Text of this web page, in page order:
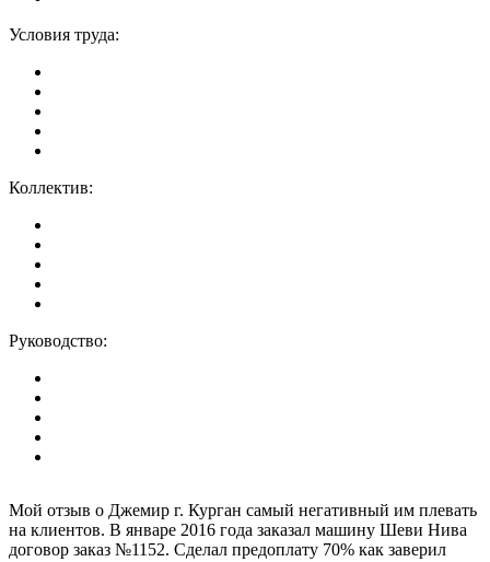
Условия труда:
Коллектив:
Руководство:
Мой отзыв о Джемир г. Курган самый негативный им плевать
на клиентов. В январе 2016 года заказал машину Шеви Нива
договор заказ №1152. Сделал предоплату 70% как заверил